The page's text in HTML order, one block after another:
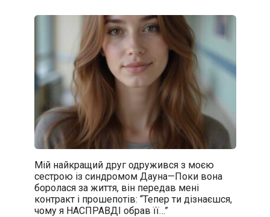
Мій найкращий друг одружився з моєю
сестрою із синдромом Дауна—Поки вона
боролася за життя, він передав мені
контракт і прошепотів: “Тепер ти дізнаєшся,
чому я НАСПРАВДІ обрав її…”